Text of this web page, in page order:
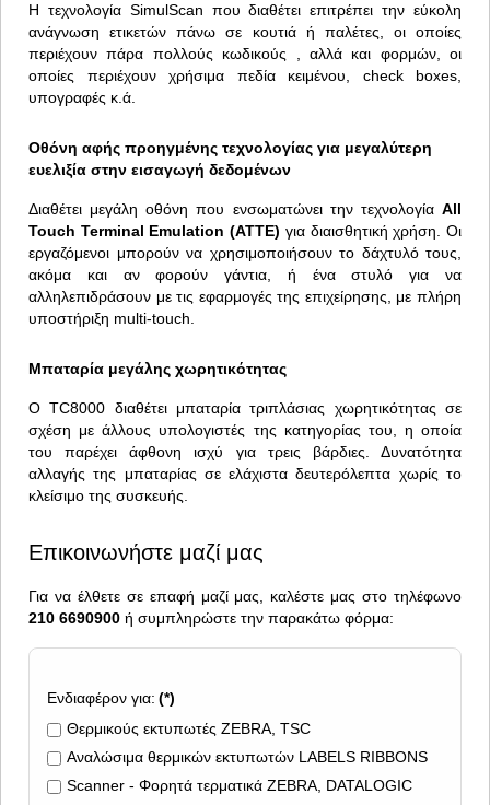
Η τεχνολογία SimulScan που διαθέτει επιτρέπει την εύκολη
ανάγνωση ετικετών πάνω σε κουτιά ή παλέτες, οι οποίες
περιέχουν πάρα πολλούς κωδικούς , αλλά και φορμών, οι
οποίες περιέχουν χρήσιμα πεδία κειμένου, check boxes,
υπογραφές κ.ά.
Οθόνη αφής προηγμένης τεχνολογίας για μεγαλύτερη
ευελιξία στην εισαγωγή δεδομένων
Διαθέτει μεγάλη οθόνη που ενσωματώνει την τεχνολογία All
Touch Terminal Emulation (ATTE) για διαισθητική χρήση. Οι
εργαζόμενοι μπορούν να χρησιμοποιήσουν το δάχτυλό τους,
ακόμα και αν φορούν γάντια, ή ένα στυλό για να
αλληλεπιδράσουν με τις εφαρμογές της επιχείρησης, με πλήρη
υποστήριξη multi-touch.
Μπαταρία μεγάλης χωρητικότητας
Ο TC8000 διαθέτει μπαταρία τριπλάσιας χωρητικότητας σε
σχέση με άλλους υπολογιστές της κατηγορίας του, η οποία
του παρέχει άφθονη ισχύ για τρεις βάρδιες. Δυνατότητα
αλλαγής της μπαταρίας σε ελάχιστα δευτερόλεπτα χωρίς το
κλείσιμο της συσκευής.
Επικοινωνήστε μαζί μας
Για να έλθετε σε επαφή μαζί μας, καλέστε μας στο τηλέφωνο
210 6690900 ή συμπληρώστε την παρακάτω φόρμα:
Ενδιαφέρον για: (*)
Θερμικούς εκτυπωτές ZEBRA, TSC
Αναλώσιμα θερμικών εκτυπωτών LABELS RIBBONS
Scanner - Φορητά τερματικά ZEBRA, DATALOGIC